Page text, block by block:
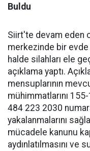
Buldu
Siirt'te devam eden
merkezinde bir evde
halde silahları ele
açıklama yaptı.
mensuplarının
mühimmatlarını
484 223 2030
yakalanmalarını
mücadele kanunu
aydınlatılmasını ve